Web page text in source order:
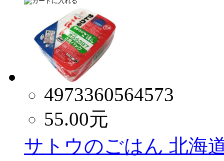
4973360564573
55.00元
サトウのごはん 北海